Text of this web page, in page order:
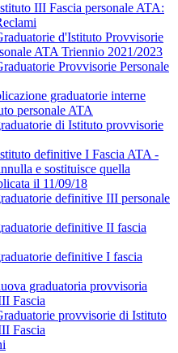
III Fascia personale ATA:
d'Istituto Provvisorie
ATA Triennio 2021/2023
Provvisorie Personale
graduatorie interne
personale ATA
di Istituto provvisorie
definitive I Fascia ATA -
e sostituisce quella
il 11/09/18
definitive III personale
definitive II fascia
definitive I fascia
graduatoria provvisoria
Fascia
provvisorie di Istituto
Fascia